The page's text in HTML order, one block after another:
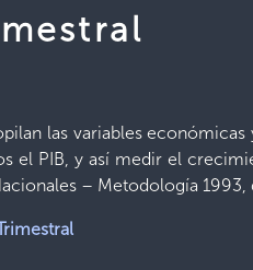
las variables
el PIB, y así medir el
– Metodología 1993,